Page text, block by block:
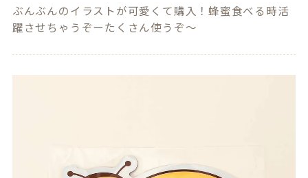
ぶんぶんのイラストが可愛くて購入！蜂蜜食べる時活
躍させちゃうぞーたくさん使うぞ〜